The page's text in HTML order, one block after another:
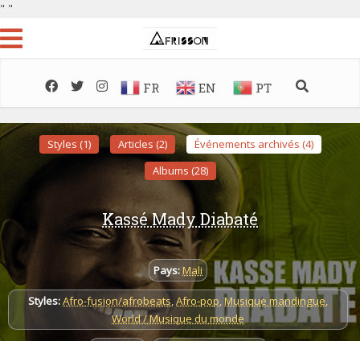
" "
FR EN PT
Styles (1) Articles (2)
Événements archivés (4)
Albums (28)
Kassé Mady Diabaté
Pays:Mali
Styles:Afro-fusion/afrobeats,Afro-pop,Musique mandingue,
World / Musique du monde